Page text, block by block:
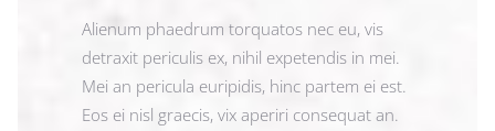
Alienum phaedrum torquatos nec eu, vis
detraxit periculis ex, nihil expetendis in mei.
Mei an pericula euripidis, hinc partem ei est.
Eos ei nisl graecis, vix aperiri consequat an.